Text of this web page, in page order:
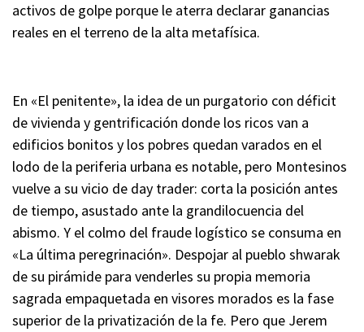
activos de golpe porque le aterra declarar ganancias
reales en el terreno de la alta metafísica.
En «El penitente», la idea de un purgatorio con déficit
de vivienda y gentrificación donde los ricos van a
edificios bonitos y los pobres quedan varados en el
lodo de la periferia urbana es notable, pero Montesinos
vuelve a su vicio de day trader: corta la posición antes
de tiempo, asustado ante la grandilocuencia del
abismo. Y el colmo del fraude logístico se consuma en
«La última peregrinación». Despojar al pueblo shwarak
de su pirámide para venderles su propia memoria
sagrada empaquetada en visores morados es la fase
superior de la privatización de la fe. Pero que Jerem